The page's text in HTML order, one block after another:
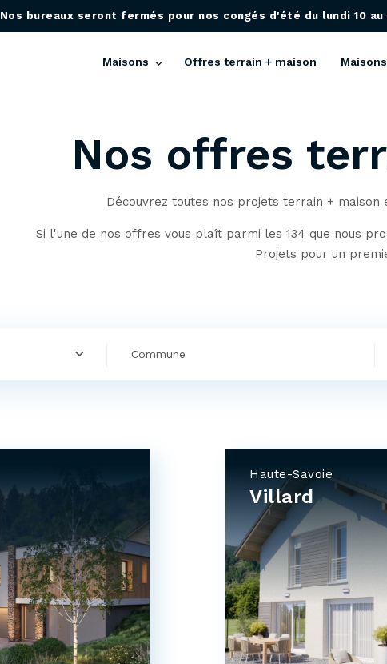
Nos bureaux seront fermés pour nos congés d'été du lundi 10
Maisons Offres terrain + maison
Nos offres
Découvrez toutes nos projets terrain + maison
Si l'une de nos offres vous plaît parmi les 134 que nous
Projets pour un
Haute-Savoie
Villard